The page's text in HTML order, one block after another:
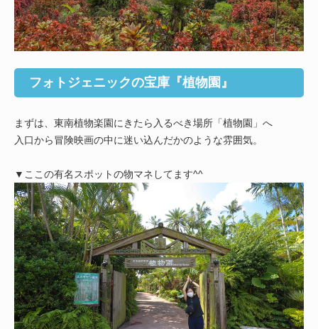
フォトジェニックの宝庫『植物園』
まずは、東南植物楽園にきたら入るべき場所「植物園」へ
入口から冒険映画の中に迷い込んだかのような雰囲気。
▼ここの有名スポットの物マネしてます^^